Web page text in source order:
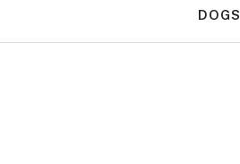
DOGS